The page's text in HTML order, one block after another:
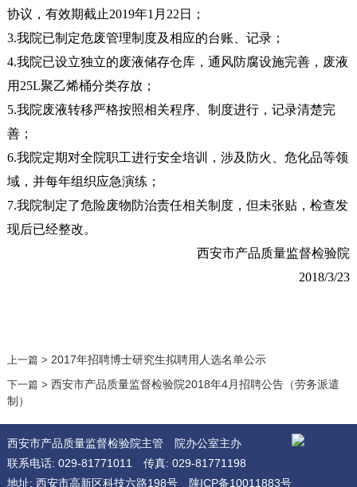
协议，有效期截止2019年1月22日；
3.我院已制定危废管理制度及相应的台账、记录；
4.我院已设立独立的废液储存仓库，通风防腐设施完善，废液
用25L聚乙烯桶分类存放；
5.我院废液转移严格按照相关程序、制度进行，记录清楚完
善；
6.我院定期对全院职工进行安全培训，涉及防火、危化品等领
域，并每年组织应急演练；
7.我院制定了危险废物防治责任相关制度，但未张贴，检查发
现后已经整改。
西安市产品质量监督检验院
2018/3/23
上一篇 > 2017年招聘博士研究生拟聘用人选名单公示
下一篇 > 西安市产品质量监督检验院2018年4月招聘公告（劳务派遣
制）
西安市产品质量监督检验院主管
院办公室主办
联系电话: 029-81771011
传真: 029-81771198
地址: 西安市高新区科技六路198号
陕ICP备10011883号